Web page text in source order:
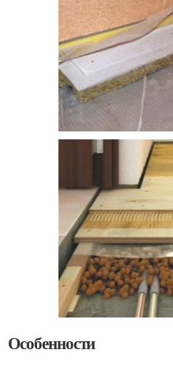
Особенности